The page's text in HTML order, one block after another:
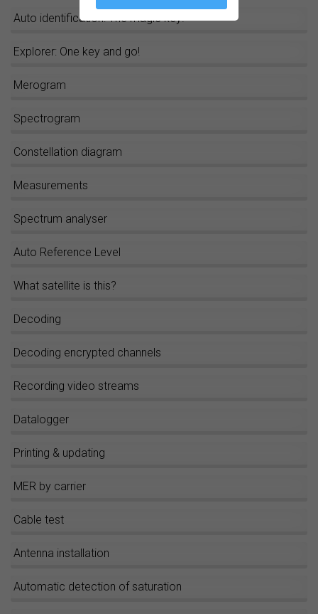
Auto identification: The magic key!
Explorer: One key and go!
Merogram
Spectrogram
Constellation diagram
Measurements
Spectrum analyser
Auto Reference Level
What satellite is this?
Decoding
Decoding encrypted channels
Recording video streams
Datalogger
Printing & updating
MER by carrier
Cable test
Antenna installation
Automatic detection of saturation